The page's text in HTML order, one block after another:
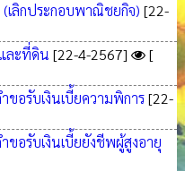
ลิกประกอบพาณิชยกิจ) [22-
ละที่ดิน [22-4-2567]
[
อรับเงินเบี้ยความพิการ[22-
อรับเงินเบี้ยยังชีพผู้สูงอายุ